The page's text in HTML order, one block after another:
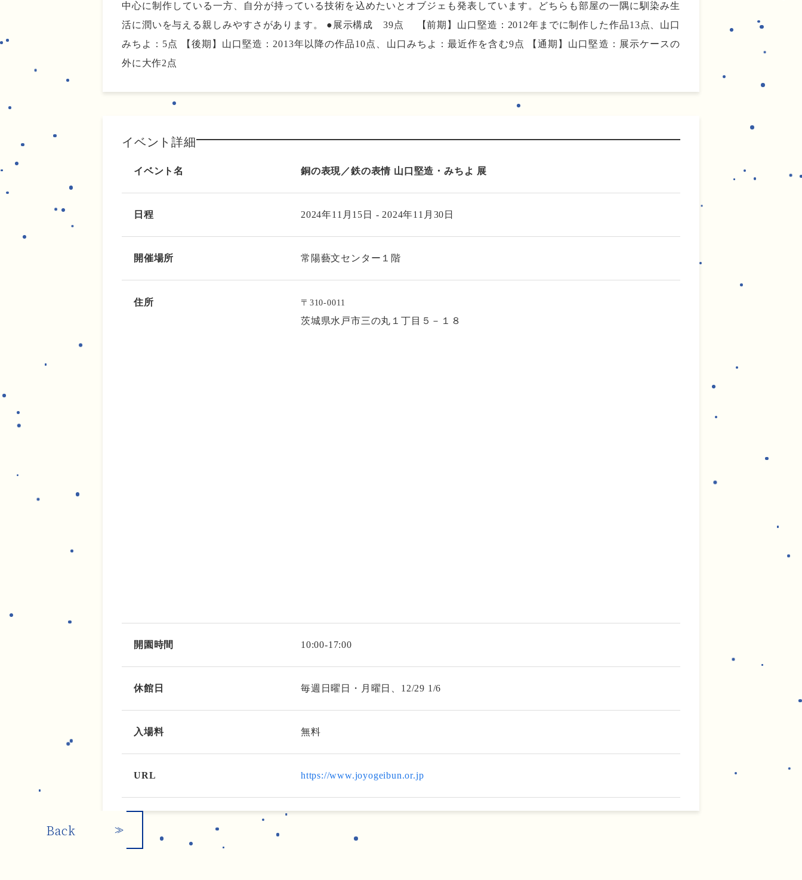
中心に制作している一方、自分が持っている技術を込めたいとオブジェも発表しています。どちらも部屋の一隅に馴染み生
活に潤いを与える親しみやすさがあります。 ●展示構成 39点 【前期】山口堅造：2012年までに制作した作品13点、山口
みちよ：5点 【後期】山口堅造：2013年以降の作品10点、山口みちよ：最近作を含む9点 【通期】山口堅造：展示ケースの
外に大作2点
イベント詳細
イベント名 銅の表現／鉄の表情 山口堅造・みちよ 展
日程 2024年11月15日 - 2024年11月30日
開催場所 常陽藝文センター１階
住所 〒310-0011
茨城県水戸市三の丸１丁目５－１８
開園時間 10:00-17:00
休館日 毎週日曜日・月曜日、12/29 1/6
入場料 無料
URL https://www.joyogeibun.or.jp
Back